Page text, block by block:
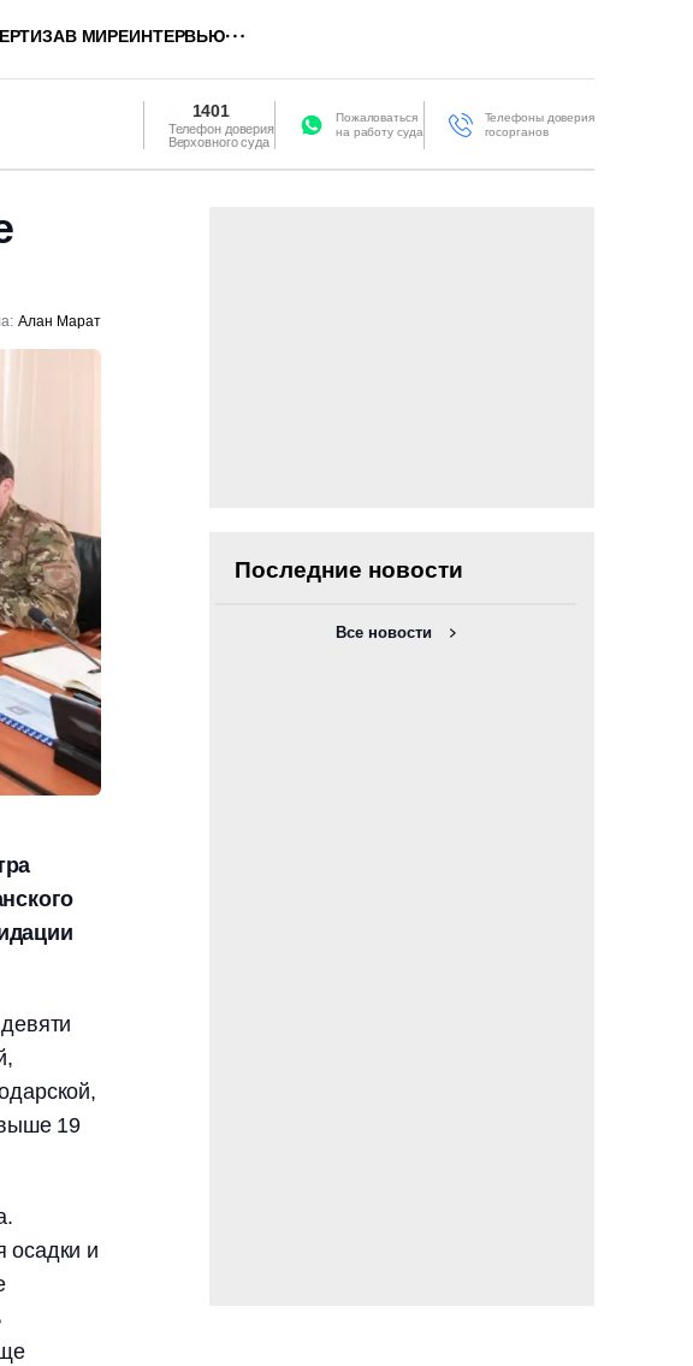
В МИРЕИНТЕРВЬЮ
1401
Телефон доверия
Верховного суда
Пожаловаться
на работу суда
Телефоны доверия
госорганов
Алан Марат
19
осадки и
Последние новости
Все новости